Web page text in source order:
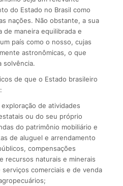
do Estado no Brasil como
nações. Não obstante, a sua
de maneira equilibrada e
país como o nosso, cujas
astronômicas, o que
solvência.
de que o Estado brasileiro
de atividades
ou do seu próprio
do patrimônio mobiliário e
de aluguel e arrendamento
compensações
recursos naturais e minerais
comerciais e de venda